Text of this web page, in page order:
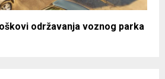
održavanja voznog parka